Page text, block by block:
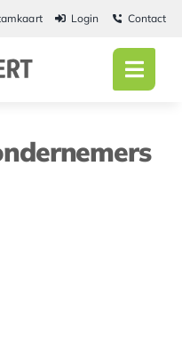
Login Contact